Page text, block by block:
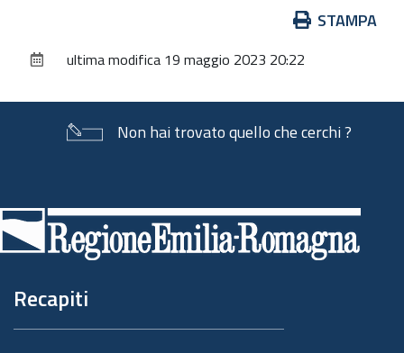
documento
STAMPA
ultima modifica 19 maggio 2023 20:22
Non hai trovato quello che cerchi ?
di
pagina
Recapiti